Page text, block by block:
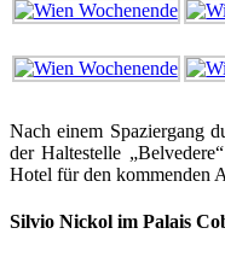
Nach einem Spaziergang
der Haltestelle
Hotel für den kommenden
Silvio Nickol im Palais